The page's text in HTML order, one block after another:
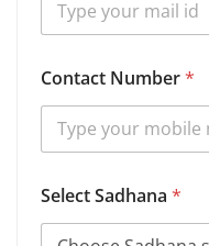
Contact Number*
e
t
Select Sadhana *